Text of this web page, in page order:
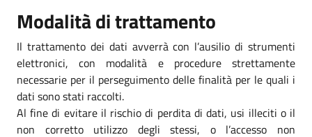
Modalità di trattamento
Il trattamento dei dati avverrà con l’ausilio di strumenti
elettronici, con modalità e procedure strettamente
necessarie per il perseguimento delle finalità per le quali i
dati sono stati raccolti.
Al fine di evitare il rischio di perdita di dati, usi illeciti o il
non corretto utilizzo degli stessi, o l’accesso non